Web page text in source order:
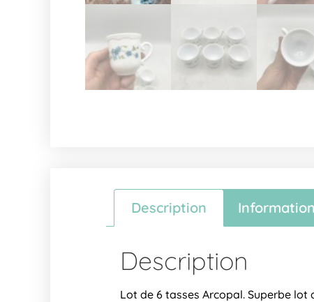
Description
Description
Lot de 6 tasses Arcopal. Superbe